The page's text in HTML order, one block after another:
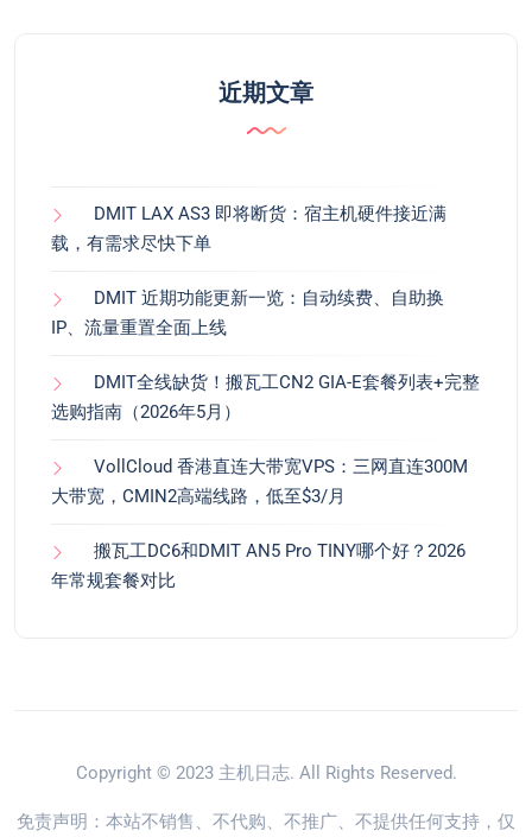
近期文章
DMIT LAX AS3 即将断货：宿主机硬件接近满
载，有需求尽快下单
DMIT 近期功能更新一览：自动续费、自助换
IP、流量重置全面上线
DMIT全线缺货！搬瓦工CN2 GIA-E套餐列表+完整
选购指南（2026年5月）
VollCloud 香港直连大带宽VPS：三网直连300M
大带宽，CMIN2高端线路，低至$3/月
搬瓦工DC6和DMIT AN5 Pro TINY哪个好？2026
年常规套餐对比
Copyright © 2023 主机日志. All Rights Reserved.
免责声明：本站不销售、不代购、不推广、不提供任何支持，仅